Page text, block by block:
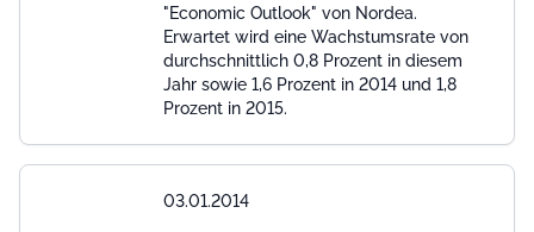
"Economic Outlook" von Nordea.
Erwartet wird eine Wachstumsrate von
durchschnittlich 0,8 Prozent in diesem
Jahr sowie 1,6 Prozent in 2014 und 1,8
Prozent in 2015.
03.01.2014